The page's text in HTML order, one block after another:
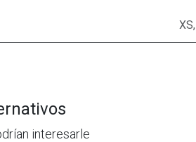
XS,
interesarle